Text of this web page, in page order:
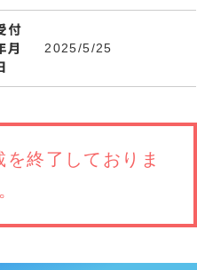
付
月
2025/5/25
を終了しておりま